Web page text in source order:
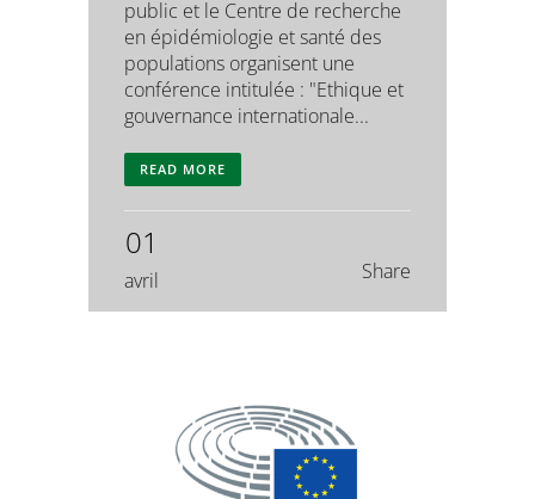
public et le Centre de recherche
en épidémiologie et santé des
populations organisent une
conférence intitulée : "Ethique et
gouvernance internationale...
READ MORE
01
avril Share